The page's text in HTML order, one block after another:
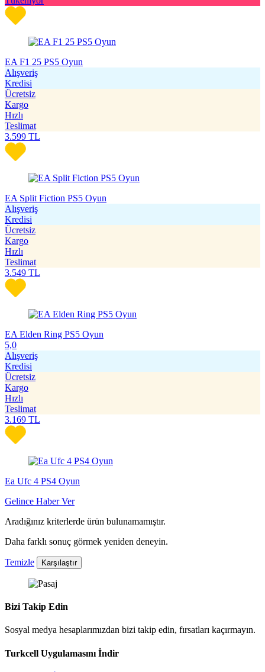
EA F1 25 PS5 Oyun
Alışveriş
Kredisi
Ücretsiz
Kargo
Hızlı
Teslimat
3.599 TL
EA Split Fiction PS5 Oyun
Alışveriş
Kredisi
Ücretsiz
Kargo
Hızlı
Teslimat
3.549 TL
EA Elden Ring PS5 Oyun
5,0
Alışveriş
Kredisi
Ücretsiz
Kargo
Hızlı
Teslimat
3.169 TL
Ea Ufc 4 PS4 Oyun
Gelince Haber Ver
Aradığınız kriterlerde ürün bulunamamıştır.
Daha farklı sonuç görmek yeniden deneyin.
Temizle Karşılaştır
Bizi Takip Edin
Sosyal medya hesaplarımızdan bizi takip edin, fırsatları kaçırmayın.
Turkcell Uygulamasını İndir